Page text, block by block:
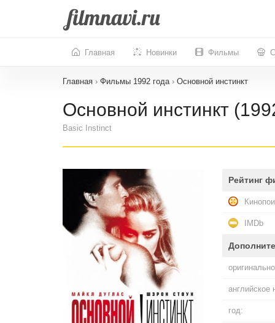
Главная Новинки Фильмы
Главная › Фильмы 1992 года › Основной инстинкт
Основной инстинкт
Basic Instinct
Рейтинг
IMDb
английское
год: